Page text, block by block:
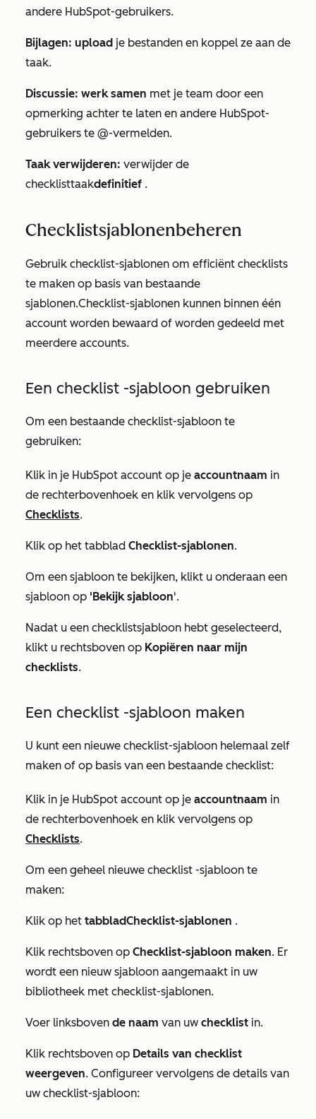
andere HubSpot-gebruikers.
Bijlagen: upload je bestanden en koppel ze aan de
taak.
Discussie: werk samen met je team door een
opmerking achter te laten en andere HubSpot-
gebruikers te @-vermelden.
Taak verwijderen: verwijder de
checklisttaakdefinitief .
Checklistsjablonenbeheren
Gebruik checklist-sjablonen om efficiënt checklists
te maken op basis van bestaande
sjablonen.Checklist-sjablonen kunnen binnen één
account worden bewaard of worden gedeeld met
meerdere accounts.
Een checklist -sjabloon gebruiken
Om een bestaande checklist-sjabloon te
gebruiken:
Klik in je HubSpot account op je accountnaam in
de rechterbovenhoek en klik vervolgens op
Checklists.
Klik op het tabblad Checklist-sjablonen.
Om een sjabloon te bekijken, klikt u onderaan een
sjabloon op 'Bekijk sjabloon'.
Nadat u een checklistsjabloon hebt geselecteerd,
klikt u rechtsboven op Kopiëren naar mijn
checklists.
Een checklist -sjabloon maken
U kunt een nieuwe checklist-sjabloon helemaal zelf
maken of op basis van een bestaande checklist:
Klik in je HubSpot account op je accountnaam in
de rechterbovenhoek en klik vervolgens op
Checklists.
Om een geheel nieuwe checklist -sjabloon te
maken:
Klik op het tabbladChecklist-sjablonen .
Klik rechtsboven op Checklist-sjabloon maken. Er
wordt een nieuw sjabloon aangemaakt in uw
bibliotheek met checklist-sjablonen.
Voer linksboven de naam van uw checklist in.
Klik rechtsboven op Details van checklist
weergeven. Configureer vervolgens de details van
uw checklist-sjabloon: